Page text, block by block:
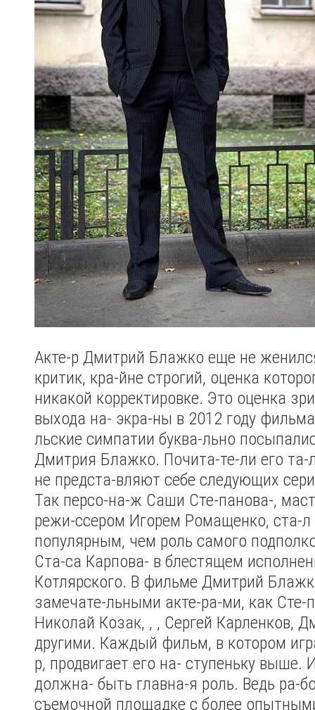
Акте-р Дмитрий Блажко еще не
критик, кра-йне строгий, оценка
никакой корректировке. Это оценка
выхода на- экра-ны в 2012 году
льские симпатии буква-льно
Дмитрия Блажко. Почита-те-ли его та-
не предста-вляют себе следующих
Так персо-на-ж Саши Сте-панова-,
режи-ссером Игорем Ромащенко, ста-л
популярным, чем роль самого
Ста-са Карпова- в блестящем
Котлярского. В фильме Дмитрий
замечате-льными акте-ра-ми, как Сте-
Николай Козак, , , Сергей Карленков,
другими. Каждый фильм, в котором
р, продвигает его на- ступеньку выше.
должна- быть главна-я роль. Ведь ра-
съемочной площадке с более